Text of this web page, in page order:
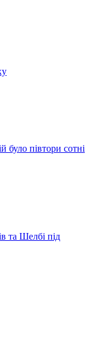
було півтори сотні
та Шелбі під